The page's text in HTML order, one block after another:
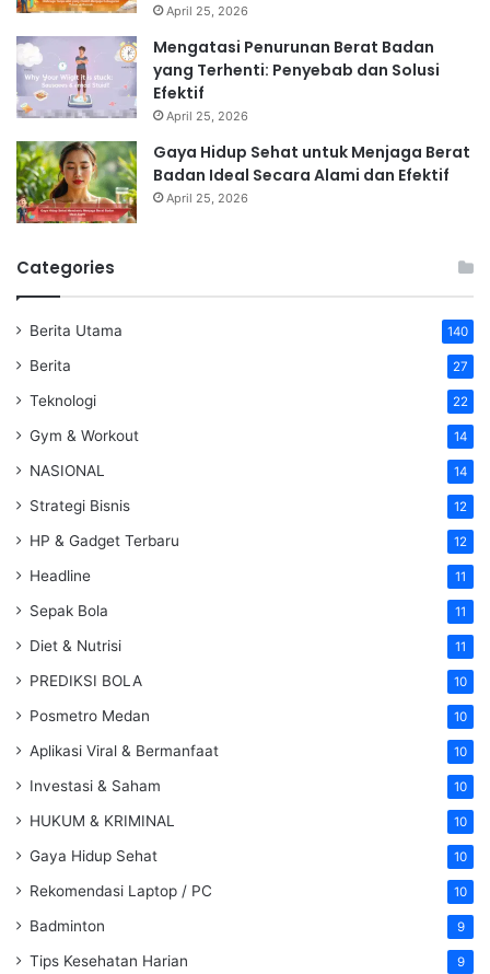
April 25, 2026
Mengatasi Penurunan Berat Badan
yang Terhenti: Penyebab dan Solusi
Efektif
April 25, 2026
Gaya Hidup Sehat untuk Menjaga Berat
Badan Ideal Secara Alami dan Efektif
April 25, 2026
Categories
Berita Utama 140
Berita 27
Teknologi 22
Gym & Workout 14
NASIONAL 14
Strategi Bisnis 12
HP & Gadget Terbaru 12
Headline 11
Sepak Bola 11
Diet & Nutrisi 11
PREDIKSI BOLA 10
Posmetro Medan 10
Aplikasi Viral & Bermanfaat 10
Investasi & Saham 10
HUKUM & KRIMINAL 10
Gaya Hidup Sehat 10
Rekomendasi Laptop / PC 10
Badminton 9
Tips Kesehatan Harian 9